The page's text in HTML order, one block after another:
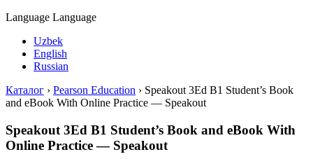
Language Language
Uzbek
English
Russian
Каталог › Pearson Education › Speakout 3Ed B1 Student’s Book
and eBook With Online Practice — Speakout
Speakout 3Ed B1 Student’s Book and eBook With
Online Practice — Speakout